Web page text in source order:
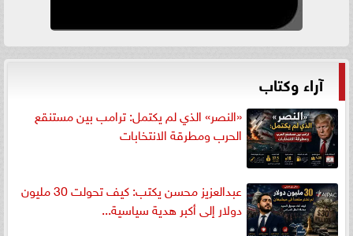
آراء وكتاب
«النصر» الذي لم يكتمل: ترامب بين مستنقع
الحرب ومطرقة الانتخابات
عبدالعزيز محسن يكتب: كيف تحولت 30 مليون
دولار إلى أكبر هدية سياسية...